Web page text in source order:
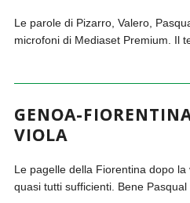
Le parole di Pizarro, Valero,
microfoni di Mediaset Premium. Il
GENOA-
VIOLA
Le pagelle della Fiorentina dopo
quasi tutti sufficienti. Bene Pasqual